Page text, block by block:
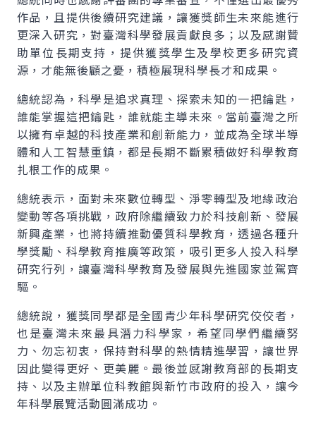
作品，且提供後續研究建議，讓獲獎師生未來能進行
更深入研究，對臺灣科學發展貢獻良多；以及感謝贊
助單位長期支持，提供獲獎學生及學校更多研究資
源，才能無後顧之憂，積極展現科學長才和成果。
總統認為，科學是追求真理、探索未知的一把鑰匙，
誰能掌握這把鑰匙，誰就能主導未來。當前臺灣之所
以擁有卓越的科技產業和創新能力，並成為全球半導
體和人工智慧重鎮，都是長期不斷累積做好科學教育
扎根工作的成果。
總統表示，面對未來數位轉型、淨零轉型及地緣政治
變動等各項挑戰，政府除繼續致力於科技創新、發展
新興產業，也將持續推動優質科學教育，透過各種升
學獎勵、科學教育推廣等政策，吸引更多人投入科學
研究行列，讓臺灣科學教育及發展與先進國家並駕齊
驅。
總統說，獲獎同學都是全國青少年科學研究佼佼者，
也是臺灣未來最具潛力科學家，希望同學們繼續努
力、勿忘初衷，保持對科學的熱情精進學習，讓世界
因此變得更好、更美麗。最後並感謝教育部的長期支
持、以及主辦單位科教館與新竹市政府的投入，讓今
年科學展覽活動圓滿成功。